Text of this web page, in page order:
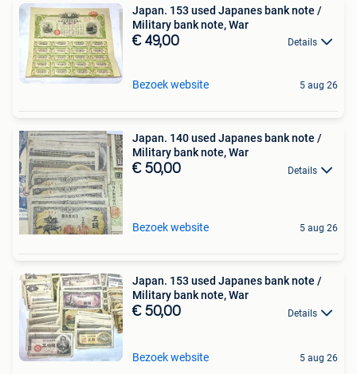
Japan. 153 used Japanes bank note /
Military bank note, War
€ 49,00 Details
Bezoek website 5 aug 26
Japan. 140 used Japanes bank note /
Military bank note, War
€ 50,00 Details
Bezoek website 5 aug 26
Japan. 153 used Japanes bank note /
Military bank note, War
€ 50,00 Details
Bezoek website 5 aug 26